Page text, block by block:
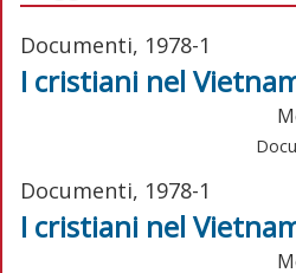
Documenti, 1978-1
I cristiani nel
Documenti, 1978-1
I cristiani nel